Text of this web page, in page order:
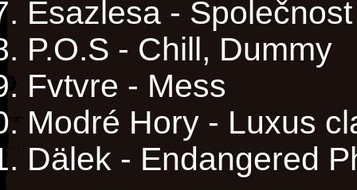
Esazlesa -
P.O.S - Chill, Dummy
Fvtvre - Mess
Modré Hory - Luxus
Dälek - Endangered